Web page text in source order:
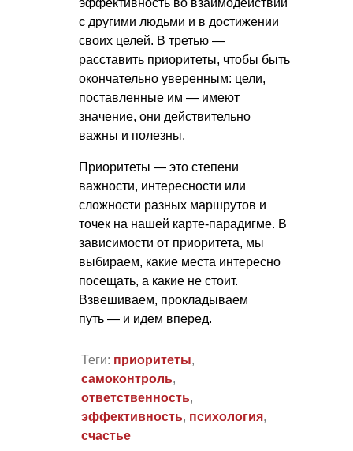
с другими людьми и в достижении
своих целей. В третью —
расставить приоритеты, чтобы быть
окончательно уверенным: цели,
поставленные им — имеют
значение, они действительно
важны и полезны.
Приоритеты — это степени
важности, интересности или
сложности разных маршрутов и
точек на нашей карте-парадигме. В
зависимости от приоритета, мы
выбираем, какие места интересно
посещать, а какие не стоит.
Взвешиваем, прокладываем
путь — и идем вперед.
Теги: приоритеты,
самоконтроль,
ответственность,
эффективность, психология,
счастье